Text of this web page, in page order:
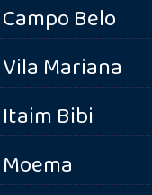
Campo Belo
Vila Mariana
Itaim Bibi
Moema